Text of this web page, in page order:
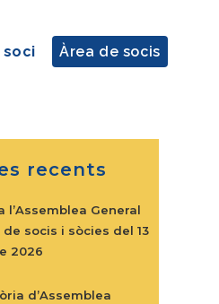
soci Àrea de socis
recents
l’Assemblea General
socis i sòcies del 13
2026
d’Assemblea